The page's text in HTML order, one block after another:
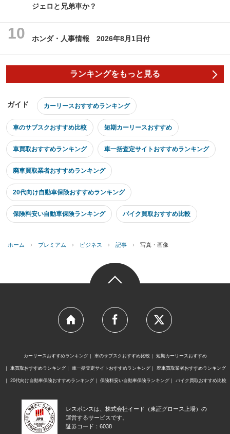
ジェロと兄弟車か？
ホンダ・人事情報 2026年8月1日付
ランキングをもっと見る
ガイド カーリースおすすめランキング
車のサブスクおすすめ比較 短期カーリースおすすめ
車買取おすすめランキング 車一括査定サイトおすすめランキング
廃車買取業者おすすめランキング
20代向け自動車保険おすすめランキング
保険料安い自動車保険ランキング バイク買取おすすめ比較
ホーム › プレミアム › ビジネス › 記事 › 写真・画像
カーリースおすすめランキング 車のサブスクおすすめ比較 短期カーリースおすすめ
車買取おすすめランキング 車一括査定サイトおすすめランキング 廃車買取業者おすすめランキング
20代向け自動車保険おすすめランキング 保険料安い自動車保険ランキング バイク買取おすすめ比較
レスポンスは、株式会社イード（東証グロース上場）の
運営するサービスです。
証券コード：6038